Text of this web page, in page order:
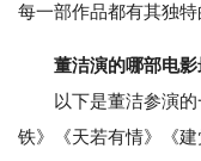
每一部作品都有其独特
董洁演的哪部电
以下是董洁参演的
铁》《天若有情》《建